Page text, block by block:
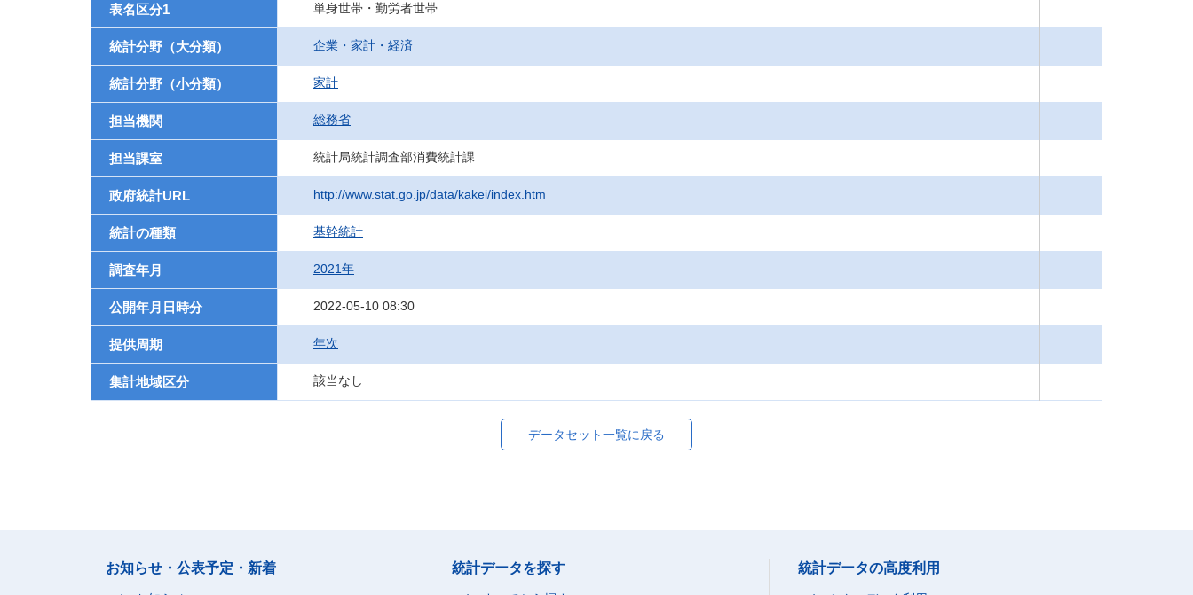
表名区分1 単身世帯・勤労者世帯
統計分野（大分類） 企業・家計・経済
統計分野（小分類） 家計
担当機関 総務省
担当課室 統計局統計調査部消費統計課
政府統計URL http://www.stat.go.jp/data/kakei/index.htm
統計の種類 基幹統計
調査年月 2021年
公開年月日時分 2022-05-10 08:30
提供周期 年次
集計地域区分 該当なし
データセット一覧に戻る
お知らせ・公表予定・新着 統計データを探す 統計データの高度利用